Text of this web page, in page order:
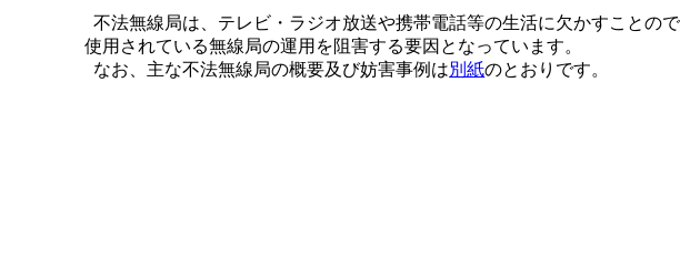
不法無線局は、テレビ・ラジオ放送や携帯電話等の生活に欠かすことの
使用されている無線局の運用を阻害する要因となっています。
なお、主な不法無線局の概要及び妨害事例は別紙のとおりです。